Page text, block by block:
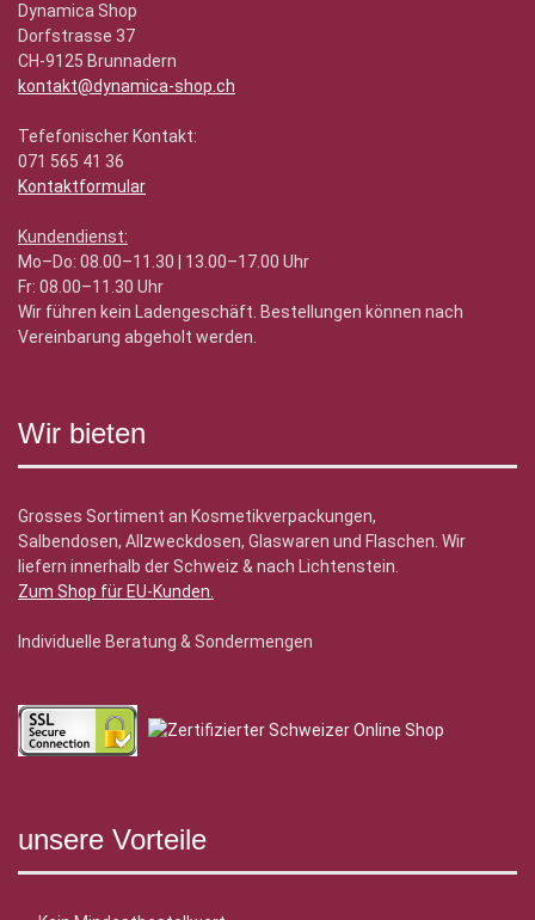
Dynamica Shop
Dorfstrasse 37
CH-9125 Brunnadern
kontakt@dynamica-shop.ch
Tefefonischer Kontakt:
071 565 41 36
Kontaktformular
Kundendienst:
Mo–Do: 08.00–11.30 | 13.00–17.00 Uhr
Fr: 08.00–11.30 Uhr
Wir führen kein Ladengeschäft. Bestellungen können nach
Vereinbarung abgeholt werden.
Wir bieten
Grosses Sortiment an Kosmetikverpackungen,
Salbendosen, Allzweckdosen, Glaswaren und Flaschen. Wir
liefern innerhalb der Schweiz & nach Lichtenstein.
Zum Shop für EU-Kunden.
Individuelle Beratung & Sondermengen
unsere Vorteile